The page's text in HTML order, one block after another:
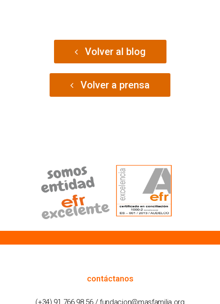
Volver al blog
Volver a prensa
contáctanos
(+34) 91 766 98 56 / fundacion@masfamilia.org